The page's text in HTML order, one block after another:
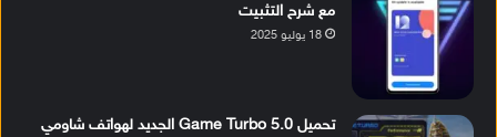
مع شرح التثبيت
18 يوليو 2025
تحميل Game Turbo 5.0 الجديد لهواتف شاومي